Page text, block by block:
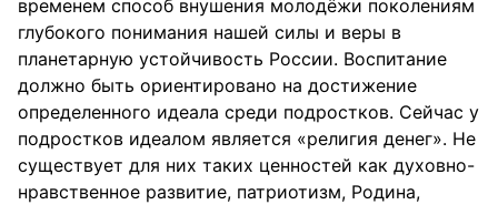
временем способ внушения молодёжи поколениям
глубокого понимания нашей силы и веры в
планетарную устойчивость России. Воспитание
должно быть ориентировано на достижение
определенного идеала среди подростков. Сейчас у
подростков идеалом является «религия денег». Не
существует для них таких ценностей как духовно-
нравственное развитие, патриотизм, Родина,